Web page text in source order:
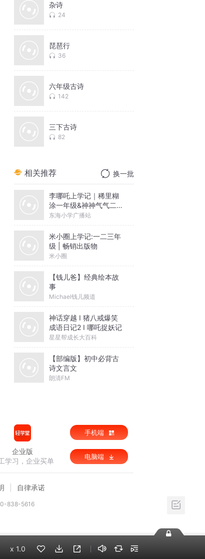
杂诗
24
琵琶行
36
六年级古诗
142
三下古诗
82
相关推荐 换一批
李哪吒上学记｜稀里糊
涂一年级&神神气气二年
级
东海小学广播站
米小圈上学记:一二三年
级 | 畅销出版物
米小圈
【钱儿爸】经典绘本故
事
Michael钱儿频道
神话穿越 I 猪八戒爆笑
成语日记2 I 哪吒捉妖记
星星帮成长大百科
【部编版】初中必背古
诗文言文
朗清FM
x 1.0
企业版
学习，企业买单
手机端
电脑端
自律承诺
838-5616